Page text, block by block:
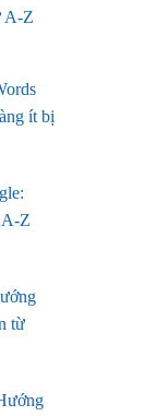
A-Z
ít bị
A-Z
từ